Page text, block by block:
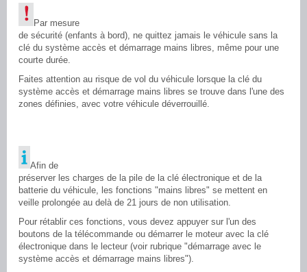
Par mesure
de sécurité (enfants à bord), ne quittez jamais le véhicule sans la
clé du système accès et démarrage mains libres, même pour une
courte durée.
Faites attention au risque de vol du véhicule lorsque la clé du
système accès et démarrage mains libres se trouve dans l'une des
zones définies, avec votre véhicule déverrouillé.
Afin de
préserver les charges de la pile de la clé électronique et de la
batterie du véhicule, les fonctions "mains libres" se mettent en
veille prolongée au delà de 21 jours de non utilisation.
Pour rétablir ces fonctions, vous devez appuyer sur l'un des
boutons de la télécommande ou démarrer le moteur avec la clé
électronique dans le lecteur (voir rubrique "démarrage avec le
système accès et démarrage mains libres").